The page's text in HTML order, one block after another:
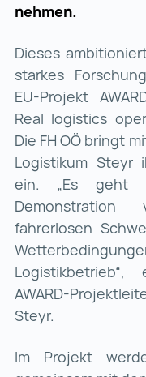
nehmen.
Dieses
starkes
EU-Projekt
Real logistics
Die FH OÖ bringt
Logistikum Steyr
ein. „Es geht
Demonstration
fahrerlosen
AWARD-
Steyr.
Im Projekt